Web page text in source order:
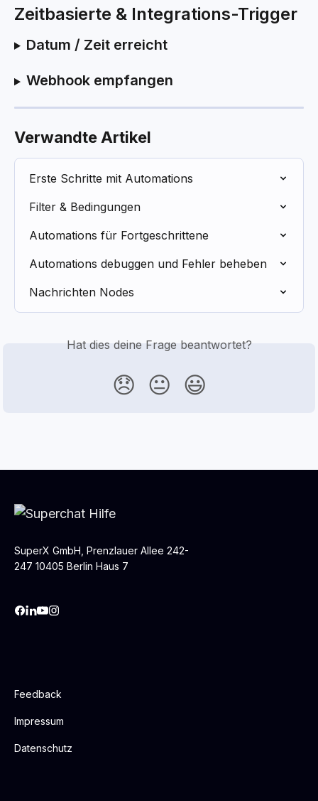
Zeitbasierte & Integrations-Trigger
Datum / Zeit erreicht
Webhook empfangen
Verwandte Artikel
Erste Schritte mit Automations
Filter & Bedingungen
Automations für Fortgeschrittene
Automations debuggen und Fehler beheben
Nachrichten Nodes
Hat dies deine Frage beantwortet?
😞 😐 😃
SuperX GmbH, Prenzlauer Allee 242-
247 10405 Berlin Haus 7
Feedback
Impressum
Datenschutz